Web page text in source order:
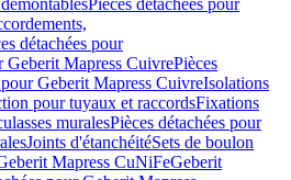
Pièces détachées pour
détachées pour
Geberit Mapress CuivrePièces
Geberit Mapress CuivreIsolations
pour tuyaux et raccordsFixations
muralesPièces détachées pour
Joints d'étanchéitéSets de boulon
Mapress CuNiFeGeberit